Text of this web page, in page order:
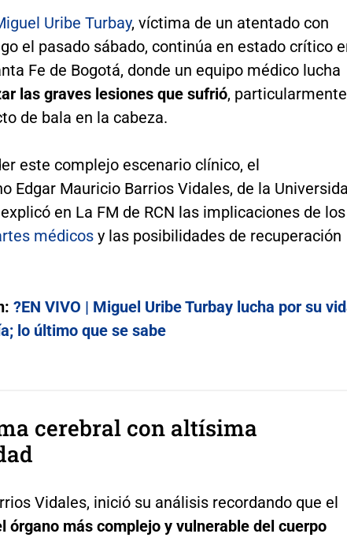
Uribe Turbay, víctima de un atentado con
el pasado sábado, continúa en estado crítico
Fe de Bogotá, donde un equipo médico lucha
las graves lesiones que sufrió, particularmente
de bala en la cabeza.
este complejo escenario clínico, el
Edgar Mauricio Barrios Vidales, de la
en La FM de RCN las implicaciones de los
médicosy las posibilidades de recuperación
?EN VIVO | Miguel Uribe Turbay lucha por su
lo último que se sabe
cerebral con altísima
Vidales, inició su análisis recordando que el
órgano más complejo y vulnerable del cuerpo